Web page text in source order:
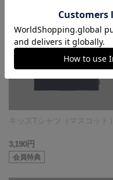
キッズTシャツ（マスコット）
3,190円
会員特典